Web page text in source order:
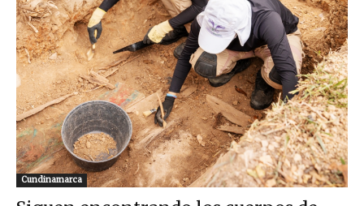
Cundinamarca